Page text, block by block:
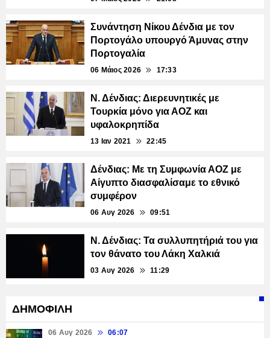
Συνάντηση Νίκου Δένδια με τον
Πορτογάλο υπουργό Άμυνας στην
Πορτογαλία
06 Μάιος 2026 17:33
Ν. Δένδιας: Διερευνητικές με
Τουρκία μόνο για ΑΟΖ και
υφαλοκρηπίδα
13 Ιαν 2021 22:45
Δένδιας: Με τη Συμφωνία ΑΟΖ με
Αίγυπτο διασφαλίσαμε το εθνικό
συμφέρον
06 Αυγ 2026 09:51
Ν. Δένδιας: Τα συλλυπητήριά του για
τον θάνατο του Λάκη Χαλκιά
03 Αυγ 2026 11:29
ΔΗΜΟΦΙΛΗ
06 Αυγ 2026 06:07